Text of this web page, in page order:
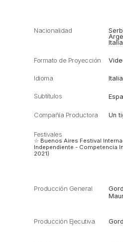
Nacionalidad
Italia
Formato de Proyección
Idioma
Subtítulos
Compañía Productora Un
Festivales
☆ Buenos Aires Festival
Independiente - Competencia
2021)
Producción General
Producción Ejecutiva